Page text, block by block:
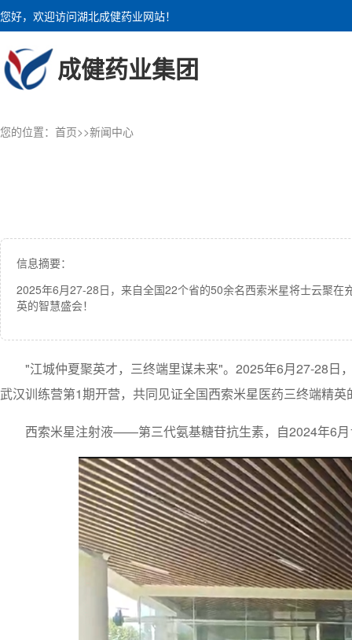
您好，欢迎访问湖北成健药业网站！
成健药业集团
您的位置： 首页>>新闻中心
信息摘要：
2025年6月27-28日，来自全国22个省的50余名西索米星将士云聚
英的智慧盛会！
"江城仲夏聚英才，三终端里谋未来"。2025年6月27-28
武汉训练营第1期开营，共同见证全国西索米星医药三终端精
西索米星注射液——第三代氨基糖苷抗生素，自2024年6